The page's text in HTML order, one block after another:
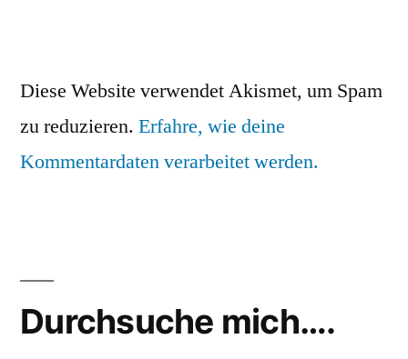
Diese Website verwendet Akismet, um Spam
zu reduzieren. Erfahre, wie deine
Kommentardaten verarbeitet werden.
Durchsuche mich….